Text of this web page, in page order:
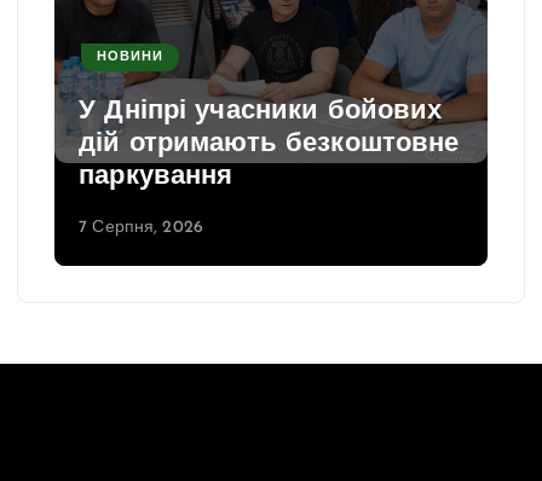
НОВИНИ
У Дніпрі учасники бойових
дій отримають безкоштовне
паркування
7 Серпня, 2026